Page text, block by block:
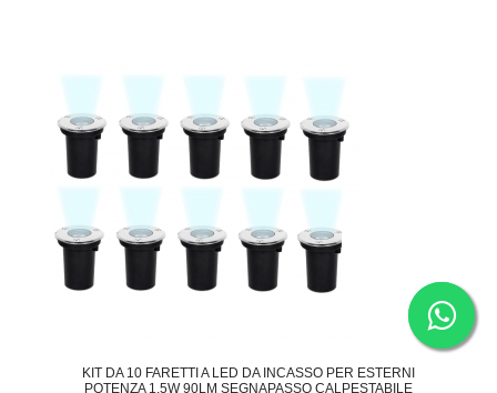
KIT DA 10 FARETTI A LED DA INCASSO PER ESTERNI
POTENZA 1.5W 90LM SEGNAPASSO CALPESTABILE